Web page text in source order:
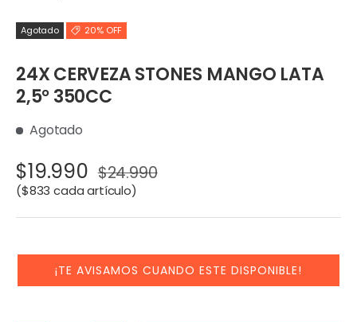
Agotado 20% OFF
24X CERVEZA STONES MANGO LATA
2,5° 350CC
Agotado
$19.990 $24.990
Precio unitario
$833 cada artículo
¡TE AVISAMOS CUANDO ESTE DISPONIBLE!